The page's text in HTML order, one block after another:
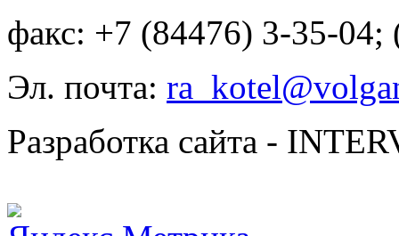
факс: +7 (84476) 3-35-04;
Эл. почта:
Разработка сайта -